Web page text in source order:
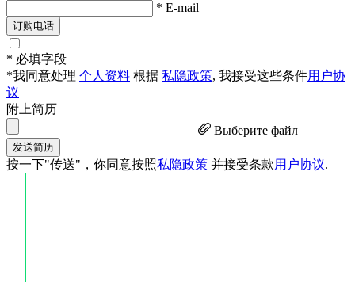
* E-mail
订购电话
* 必填字段
*我同意处理 个人资料 根据 私隐政策, 我接受这些条件用户协
议
附上简历
Выберите файл
发送简历
按一下"传送"，你同意按照私隐政策 并接受条款用户协议.